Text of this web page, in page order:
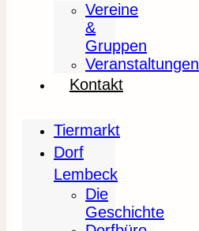
Vereine
&
Gruppen
Veranstaltungen
Kontakt
Tiermarkt
Dorf
Lembeck
Die
Geschichte